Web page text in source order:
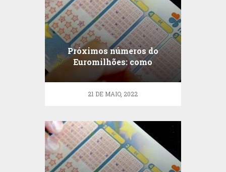
Próximos números do
Euromilhões: como
escolher os melhores?
21 DE MAIO, 2022